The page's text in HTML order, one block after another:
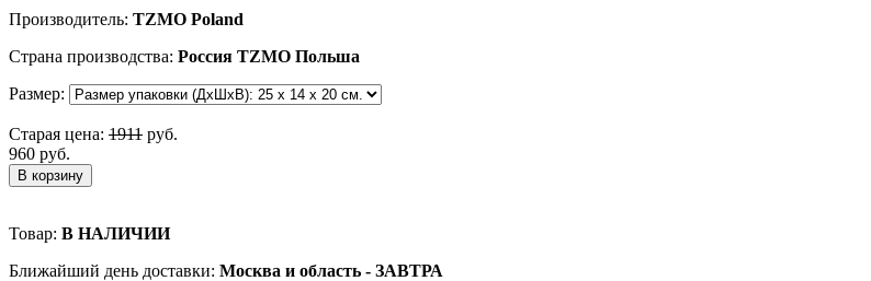
Производитель: TZMO Poland
Страна производства: Россия TZMO Польша
Размер:
Старая цена: 1911 руб.
960 руб.
В корзину
Товар: В НАЛИЧИИ
Ближайший день доставки: Москва и область - ЗАВТРА